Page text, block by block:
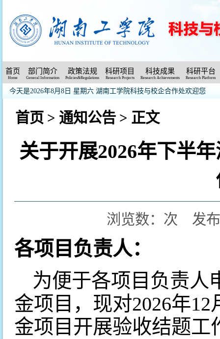
首页
Home
部门简介
General Information
政策法规
Policies&Regulations
科研项目
Research Projects
科技成果
Research Achievements
科研平台
Research Platform
今天是2026年8月8日 星期六 湖南工学院科技与校企合作处欢迎您
首页 > 通知公告 > 正文
关于开展2026年下半
浏览数： 次 发
各项目负责人：
为便于各项目负责人
金项目，现对2026年
金项目开展验收结题工